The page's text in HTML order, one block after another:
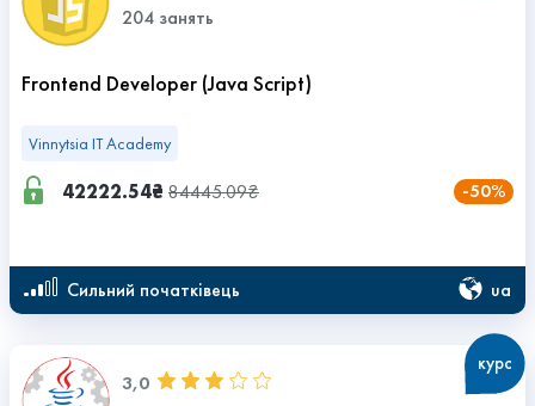
204 занять
Frontend Developer (Java Script)
Vinnytsia IT Academy
42222.54₴ 84445.09₴ -50%
сильний початківець ua
курс
3,0